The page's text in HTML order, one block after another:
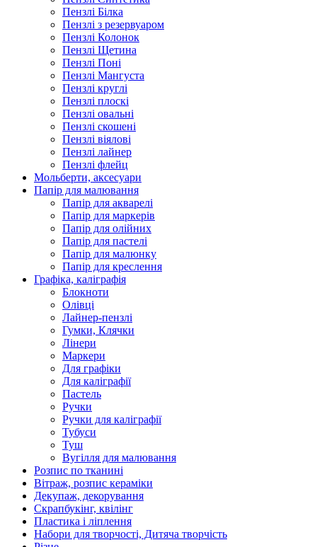
Пензлі Білка
Пензлі з резервуаром
Пензлі Колонок
Пензлі Щетина
Пензлі Поні
Пензлі Мангуста
Пензлі круглі
Пензлі плоскі
Пензлі овальні
Пензлі скошені
Пензлі віялові
Пензлі лайнер
Пензлі флейц
Мольберти, аксесуари
Папір для малювання
Папір для акварелі
Папір для маркерів
Папір для олійних
Папір для пастелі
Папір для малюнку
Папір для креслення
Графіка, каліграфія
Блокноти
Олівці
Лайнер-пензлі
Гумки, Клячки
Лінери
Маркери
Для графіки
Для каліграфії
Пастель
Ручки
Ручки для каліграфії
Тубуси
Туш
Вугілля для малювання
Розпис по тканині
Вітраж, розпис кераміки
Декупаж, декорування
Скрапбукінг, квілінг
Пластика і ліплення
Набори для творчості, Дитяча творчість